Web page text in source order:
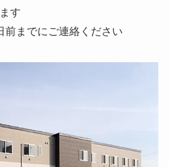
す
前までにご連絡ください